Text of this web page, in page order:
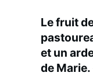
Le fruit
et un
de